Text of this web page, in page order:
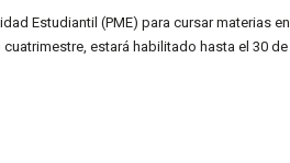
Estudiantil (PME) para cursar materias en
estará habilitado hasta el 30 de